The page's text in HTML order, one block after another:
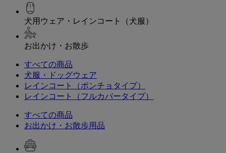
犬用ウェア・レインコート（犬服）
お出かけ・お散歩
すべての商品
犬服・ドッグウェア
レインコート（ポンチョタイプ）
レインコート（フルカバータイプ）
すべての商品
お出かけ・お散歩用品